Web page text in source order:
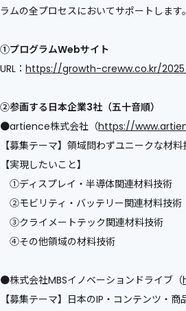
ラムの全プロセスにおいてサポートします。
①プログラムWebサイト
URL： https://growth-creww.co.kr/
②参画する日本企業3社（五十音順）
●artience株式会社（https://
【募集テーマ】領域問わずユニークな材
【実現したいこと】
①ディスプレイ・半導体関連材料技術
②モビリティ・バッテリー関連材料技術
③クライメートテック関連材料技術
④その他領域の材料技術
●株式会社MBSイノベーションドライブ（
【募集テーマ】日本のIP・コンテンツ・商